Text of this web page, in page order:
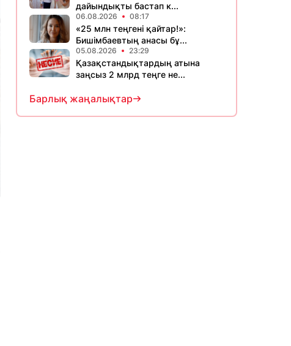
дайындықты бастап к...
06.08.2026 08:17
«25 млн теңгені қайтар!»:
Бишімбаевтың анасы бұ...
05.08.2026 23:29
Қазақстандықтардың атына
заңсыз 2 млрд теңге не...
Барлық жаңалықтар